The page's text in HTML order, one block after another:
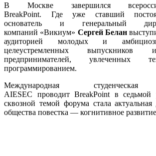
В Москве завершился
BreakPoint. Где уже ставший
основатель и генеральный
компаний «Викиум» Сергей Белан
аудиторией молодых и
целеустремленных
предпринимателей, увлеченных
программированием.
Международная студенческая
AIESEC проводит BreakPoint в
сквозной темой форума стала актуальная
общества повестка — когнитивное